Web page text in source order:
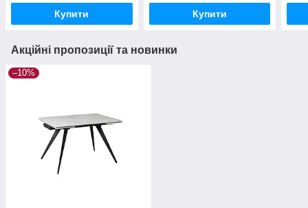
Купити Купити
Акційні пропозиції та новинки
–10%